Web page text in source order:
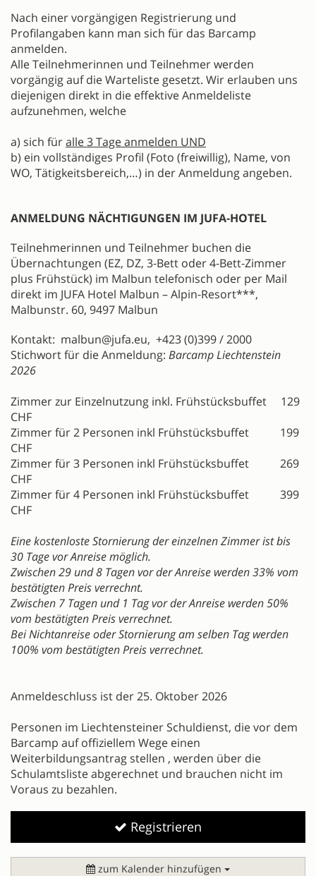
Nach einer vorgängigen Registrierung und
Profilangaben kann man sich für das Barcamp
anmelden.
Alle Teilnehmerinnen und Teilnehmer werden
vorgängig auf die Warteliste gesetzt. Wir erlauben uns
diejenigen direkt in die effektive Anmeldeliste
aufzunehmen, welche
a) sich füralle 3 Tage anmelden UND
b) ein vollständiges Profil (Foto (freiwillig), Name, von
WO, Tätigkeitsbereich,…) in der Anmeldung angeben.
ANMELDUNG NÄCHTIGUNGEN IM JUFA-HOTEL
Teilnehmerinnen und Teilnehmer buchen die
Übernachtungen (EZ, DZ, 3-Bett oder 4-Bett-Zimmer
plus Frühstück) im Malbun telefonisch oder per Mail
direkt im JUFA Hotel Malbun – Alpin-Resort***,
Malbunstr. 60, 9497 Malbun
Kontakt: malbun@jufa.eu, +423 (0)399 / 2000
Stichwort für die Anmeldung: Barcamp Liechtenstein
2026
Zimmer zur Einzelnutzung inkl. Frühstücksbuffet 129
CHF
Zimmer für 2 Personen inkl Frühstücksbuffet 199
CHF
Zimmer für 3 Personen inkl Frühstücksbuffet 269
CHF
Zimmer für 4 Personen inkl Frühstücksbuffet 399
CHF
Eine kostenloste Stornierung der einzelnen Zimmer ist bis
30 Tage vor Anreise möglich.
Zwischen 29 und 8 Tagen vor der Anreise werden 33% vom
bestätigten Preis verrechnt.
Zwischen 7 Tagen und 1 Tag vor der Anreise werden 50%
vom bestätigten Preis verrechnet.
Bei Nichtanreise oder Stornierung am selben Tag werden
100% vom bestätigten Preis verrechnet.
Anmeldeschluss ist der 25. Oktober 2026
Personen im Liechtensteiner Schuldienst, die vor dem
Barcamp auf offiziellem Wege einen
Weiterbildungsantrag stellen , werden über die
Schulamtsliste abgerechnet und brauchen nicht im
Voraus zu bezahlen.
Registrieren
zum Kalender hinzufügen